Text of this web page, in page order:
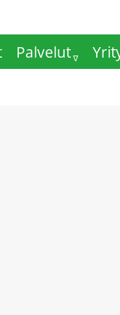
Palvelut